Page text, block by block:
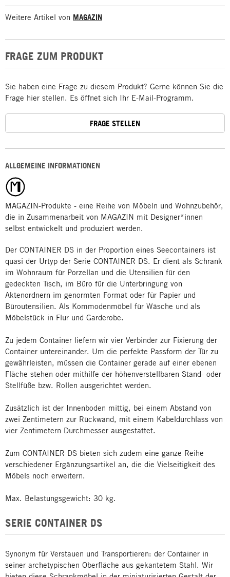
ALLGEMEINE INFORMATIONEN
MAGAZIN-Produkte - eine Reihe von Möbeln und Wohnzubehör,
die in Zusammenarbeit von MAGAZIN mit Designer*innen
selbst entwickelt und produziert werden.
Der CONTAINER DS in der Proportion eines Seecontainers ist
quasi der Urtyp der Serie CONTAINER DS. Er dient als Schrank
im Wohnraum für Porzellan und die Utensilien für den
gedeckten Tisch, im Büro für die Unterbringung von
Aktenordnern im genormten Format oder für Papier und
Büroutensilien. Als Kommodenmöbel für Wäsche und als
Möbelstück in Flur und Garderobe.
Zu jedem Container liefern wir vier Verbinder zur Fixierung der
Container untereinander. Um die perfekte Passform der Tür zu
gewährleisten, müssen die Container gerade auf einer ebenen
Fläche stehen oder mithilfe der höhenverstellbaren Stand- oder
Stellfüße bzw. Rollen ausgerichtet werden.
Zusätzlich ist der Innenboden mittig, bei einem Abstand von
zwei Zentimetern zur Rückwand, mit einem Kabeldurchlass von
vier Zentimetern Durchmesser ausgestattet.
Zum CONTAINER DS bieten sich zudem eine ganze Reihe
verschiedener Ergänzungsartikel an, die die Vielseitigkeit des
Möbels noch erweitern.
Max. Belastungsgewicht: 30 kg.
SERIE CONTAINER DS
Synonym für Verstauen und Transportieren: der Container in
seiner archetypischen Oberfläche aus gekantetem Stahl. Wir
Weitere Artikel von MAGAZIN
FRAGE ZUM PRODUKT
Sie haben eine Frage zu diesem Produkt? Gerne können Sie die
Frage hier stellen. Es öffnet sich Ihr E-Mail-Programm.
FRAGE STELLEN